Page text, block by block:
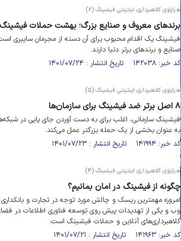
هزارتوی کلاهبرداری اینترنتی فیشینگ (۶)
برند‌های معروف و صنایع بزرگ؛ بهشت حملات فیشینگ
فیشینگ یک اقدام محبوب برای آن دسته از مجرمان سایبری
صنایع و برند‌های برتر دنیا دارند.
کد خبر: ۱۴۲۰۳۸ تاریخ انتشار : ۱۴۰۱/۰۷/۲۴
هزارتوی کلاهبرداری اینترنتی فیشینگ (۵)
۸ اصل برتر ضد فیشینگ برای سازمان‌ها
فیشینگ سازمانی، اغلب برای به دست آوردن جای پایی در
به عنوان بخشی از یک حمله بزرگتر عمل می‌کند.
کد خبر: ۱۴۱۹۹۴ تاریخ انتشار : ۱۴۰۱/۰۷/۲۳
هزارتوی کلاهبرداری اینترنتی فیشینگ (۴)
چگونه از فیشینگ در امان بمانیم؟
امروزه مهمترین ریسک و چالش مورد توجه در تجارت و
وب و یکی از تهدیدات پیش روی توسعه فناوری اطلاعات در
کلاهبرداری‌های آنلاین و حملات فیشینگ است.
کد خبر: ۱۴۱۹۶۳ تاریخ انتشار : ۱۴۰۱/۰۷/۲۱